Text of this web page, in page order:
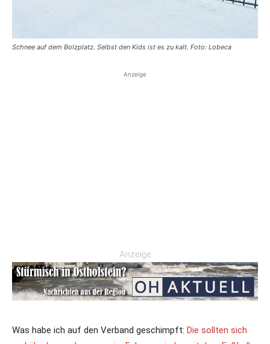
Schnee auf dem Bolzplatz. Selbst den Kids ist es zu kalt. Foto: Lobeca
Anzeige
Anzeige
Was habe ich auf den Verband geschimpft: Die sollten sich